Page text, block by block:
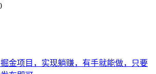
掘金项目，实现躺赚，有手就能做，只要